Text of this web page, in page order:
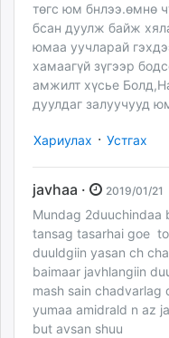
төгс юм бнлээ.өмнө
бсан дуулж байж
юмаа уучларай
хамаагүй зүгээр
амжилт хүсье
дуулдаг залуучууд
Хариулах · Устгах
javhaa · 2019/01/21
Mundag 2duuchindaa
tansag tasarhai goe
duuldgiin yasan ch
baimaar javhlangiin
mash sain chadvarlag
yumaa amidrald n az
but avsan shuu